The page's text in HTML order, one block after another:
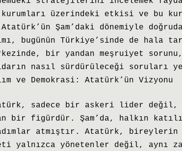
üzerindeki etkisi ve bu
Şam’daki dönemiyle
bugünün Türkiye’sinde de hala
bir yandan meşruiyet
nasıl sürdürüleceği soruları
ve Demokrasi: Atatürk’ün Vizyonu
sadece bir askeri lider değil,
bir figürdür. Şam’da, halkın
atmıştır. Atatürk, bireylerin
yalnızca yönetenler değil, aynı